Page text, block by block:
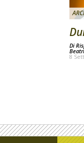
Di
8